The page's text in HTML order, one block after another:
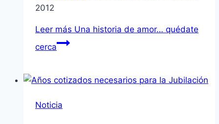
2012
Leer más Una historia de amor… quédate
cerca
Noticia